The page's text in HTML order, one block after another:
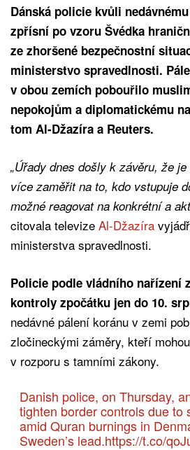
Dánská policie kvůli
zpřísní po vzoru Švédka
ze zhoršené bezpečnostní
ministerstvo spravedlnosti.
v obou zemích pobouřilo
nepokojům a diplomatickému
tom Al-Džazíra a Reuters.
„Úřady dnes došly k závěru, že
více zaměřit na to, kdo vstupuje
možné reagovat na konkrétní a
citovala televize Al-Džazíra
ministerstva spravedlnosti.
Policie podle vládního nařízení
kontroly zpočátku jen do 10.
nedávné pálení koránu v zemi
zločineckými záměry, kteří
v rozporu s tamními zákony.
Danish police, on Thursday,
tighten border controls due to
amid Quran burnings in
Sweden’s lead.https://t.co/